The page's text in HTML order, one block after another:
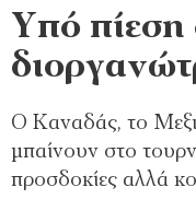
Yπό πίεση
Ο Καναδάς, το
μπαίνουν στο
προσδοκίες αλλά